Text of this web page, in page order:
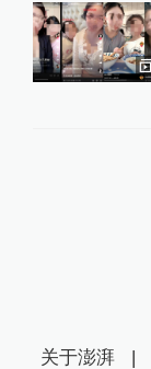
关于澎湃 |